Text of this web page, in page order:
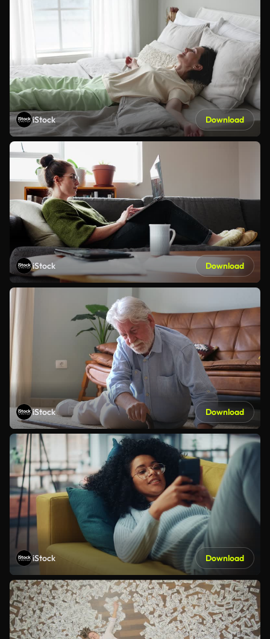
iStock Download
iStock Download
iStock Download
iStock Download